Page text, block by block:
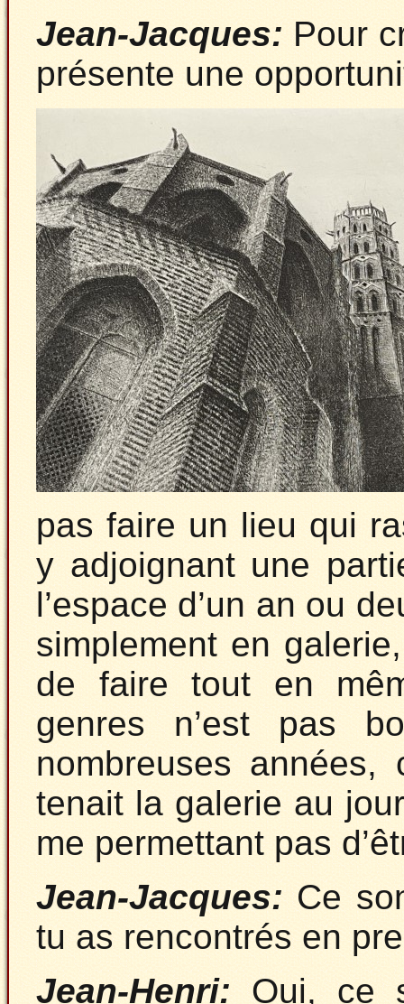
Jean-Jacques: Pour
présente une
pas faire un lieu qui
y adjoignant une
l’espace d’un an ou
simplement en
de faire tout en
genres n’est pas
nombreuses années,
tenait la galerie au
me permettant pas
Jean-Jacques: Ce
tu as rencontrés en
Jean-Henri: Oui, ce